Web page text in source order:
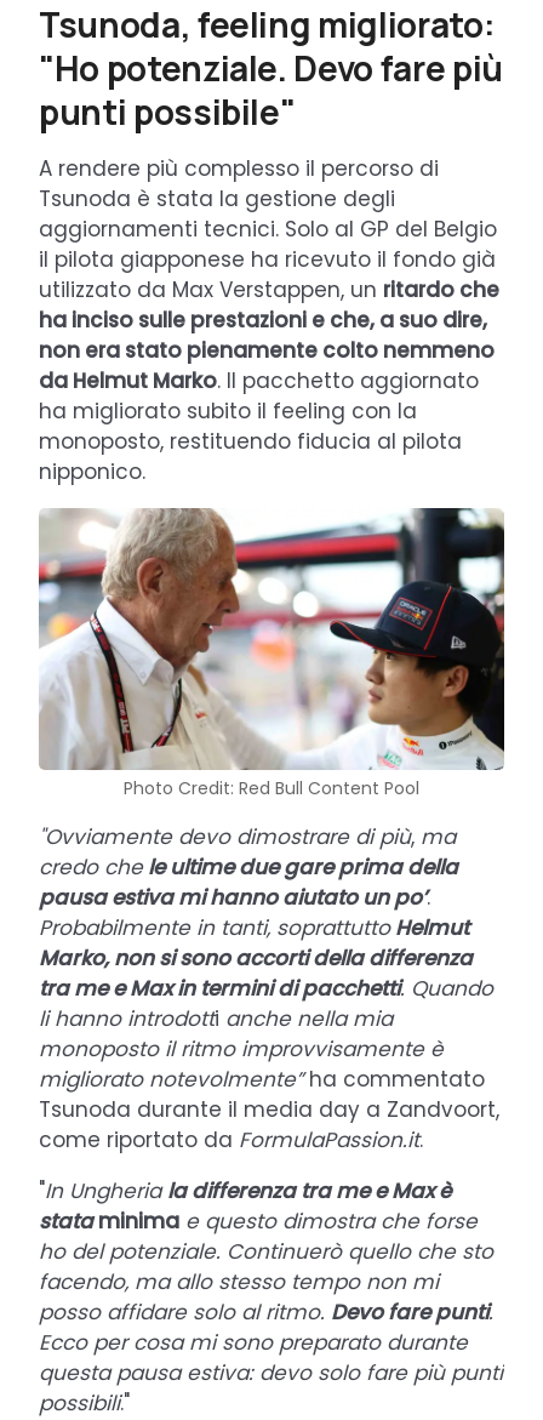
Tsunoda, feeling migliorato:
"Ho potenziale. Devo fare più
punti possibile"
A rendere più complesso il percorso di
Tsunoda è stata la gestione degli
aggiornamenti tecnici. Solo al GP del Belgio
il pilota giapponese ha ricevuto il fondo già
utilizzato da Max Verstappen, un ritardo che
ha inciso sulle prestazioni e che, a suo dire,
non era stato pienamente colto nemmeno
da Helmut Marko. Il pacchetto aggiornato
ha migliorato subito il feeling con la
monoposto, restituendo fiducia al pilota
nipponico.
Photo Credit: Red Bull Content Pool
"Ovviamente devo dimostrare di più, ma
credo chele ultime due gare prima della
pausa estiva mi hanno aiutato un po’.
Probabilmente in tanti, soprattuttoHelmut
Marko, non si sono accorti della differenza
tra me e Max in termini di pacchetti. Quando
li hanno introdotti anche nella mia
monoposto il ritmo improvvisamente è
migliorato notevolmente”ha commentato
Tsunoda durante il media day a Zandvoort,
come riportato da FormulaPassion.it.
"In Ungheriala differenza tra me e Max è
stataminima e questo dimostra che forse
ho del potenziale. Continuerò quello che sto
facendo, ma allo stesso tempo non mi
posso affidare solo al ritmo. Devo fare punti.
Ecco per cosa mi sono preparato durante
questa pausa estiva: devo solo fare più punti
possibili."